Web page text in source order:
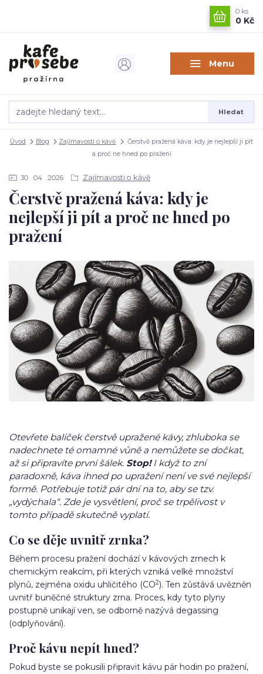
Menu
Hledat
0 ks
0 Kč
Úvod Blog Zajímavosti o kávě
Čerstvě pražená káva: kdy je nejlepší ji pít
a proč ne hned po pražení
30 04 2026 Zajímavosti o kávě
Čerstvě pražená káva: kdy je
nejlepší ji pít a proč ne hned po
pražení
Otevřete balíček čerstvě upražené kávy, zhluboka se
nadechnete té omamné vůně a nemůžete se dočkat,
až si připravíte první šálek. Stop!I když to zní
paradoxně, káva ihned po upražení není ve své nejlepší
formě. Potřebuje totiž pár dní na to, aby se tzv.
„vydýchala“. Zde je vysvětlení, proč se trpělivost v
tomto případě skutečně vyplatí.
Co se děje uvnitř zrnka?
Během procesu pražení dochází v kávových zrnech k
chemickým reakcím, při kterých vzniká velké množství
plynů, zejména oxidu uhličitého (CO2). Ten zůstává uvězněn
uvnitř buněčné struktury zrna. Proces, kdy tyto plyny
postupně unikají ven, se odborně nazývá degassing
(odplyňování).
Proč kávu nepít hned?
Pokud byste se pokusili připravit kávu pár hodin po pražení,